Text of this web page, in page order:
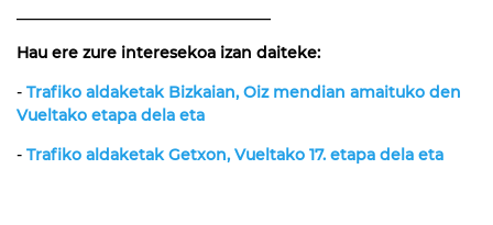
Hau ere zure interesekoa izan daiteke:
- Trafiko aldaketak Bizkaian, Oiz mendian amaituko den
Vueltako etapa dela eta
- Trafiko aldaketak Getxon, Vueltako 17. etapa dela eta